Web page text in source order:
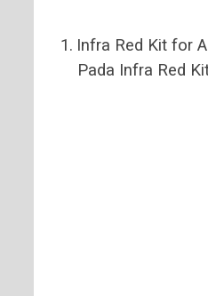
1. Infra Red Kit for
Pada Infra Red